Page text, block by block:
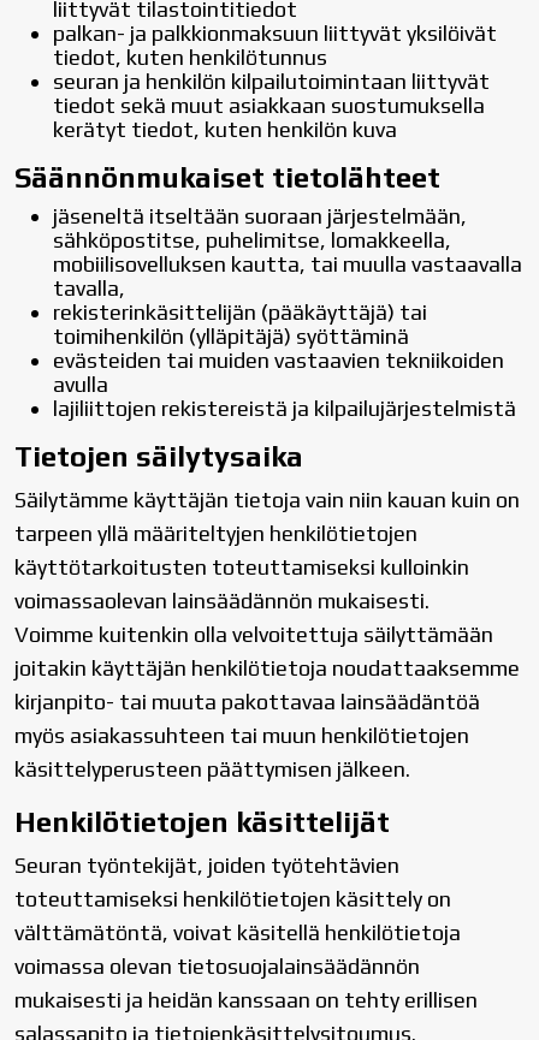
liittyvät tilastointitiedot
palkan- ja palkkionmaksuun liittyvät yksilöivät
tiedot, kuten henkilötunnus
seuran ja henkilön kilpailutoimintaan liittyvät
tiedot sekä muut asiakkaan suostumuksella
kerätyt tiedot, kuten henkilön kuva
Säännönmukaiset tietolähteet
jäseneltä itseltään suoraan järjestelmään,
sähköpostitse, puhelimitse, lomakkeella,
mobiilisovelluksen kautta, tai muulla vastaavalla
tavalla,
rekisterinkäsittelijän (pääkäyttäjä) tai
toimihenkilön (ylläpitäjä) syöttäminä
evästeiden tai muiden vastaavien tekniikoiden
avulla
lajiliittojen rekistereistä ja kilpailujärjestelmistä
Tietojen säilytysaika
Säilytämme käyttäjän tietoja vain niin kauan kuin on
tarpeen yllä määriteltyjen henkilötietojen
käyttötarkoitusten toteuttamiseksi kulloinkin
voimassaolevan lainsäädännön mukaisesti.
Voimme kuitenkin olla velvoitettuja säilyttämään
joitakin käyttäjän henkilötietoja noudattaaksemme
kirjanpito- tai muuta pakottavaa lainsäädäntöä
myös asiakassuhteen tai muun henkilötietojen
käsittelyperusteen päättymisen jälkeen.
Henkilötietojen käsittelijät
Seuran työntekijät, joiden työtehtävien
toteuttamiseksi henkilötietojen käsittely on
välttämätöntä, voivat käsitellä henkilötietoja
voimassa olevan tietosuojalainsäädännön
mukaisesti ja heidän kanssaan on tehty erillisen
salassapito ja tietojenkäsittelysitoumus.